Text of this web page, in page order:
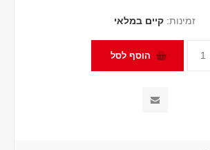
זמינות: קיים במלאי